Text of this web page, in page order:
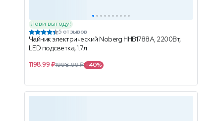
Лови выгоду!
5 отзывов
Чайник электрический Noberg HHB1788A, 2200Вт,
LED подсветка, 1.7л
1198.99 ₽1998.99 ₽ -40%